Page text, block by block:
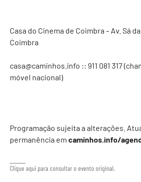
Casa do Cinema de Coimbra – Av. Sá
Coimbra
casa@caminhos.info :: 911 081 317‬
móvel nacional)
Programação sujeita a alterações.
permanência em caminhos.info/
Clique aqui para consultar o evento original.